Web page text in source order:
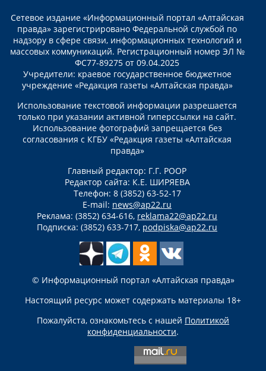
Сетевое издание «Информационный портал «Алтайская
правда» зарегистрировано Федеральной службой по
надзору в сфере связи, информационных технологий и
массовых коммуникаций. Регистрационный номер ЭЛ №
ФС77-89275 от 09.04.2025
Учредители: краевое государственное бюджетное
учреждение «Редакция газеты «Алтайская правда»
Использование текстовой информации разрешается
только при указании активной гиперссылки на сайт.
Использование фотографий запрещается без
согласования с КГБУ «Редакция газеты «Алтайская
правда»
Главный редактор: Г.Г. РООР
Редактор сайта: К.Е. ШИРЯЕВА
Телефон: 8 (3852) 63-52-17
E-mail: news@ap22.ru
Реклама: (3852) 634-616, reklama22@ap22.ru
Подписка: (3852) 633-717, podpiska@ap22.ru
© Информационный портал «Алтайская правда»
Настоящий ресурс может содержать материалы 18+
Пожалуйста, ознакомьтесь с нашей Политикой
конфиденциальности.